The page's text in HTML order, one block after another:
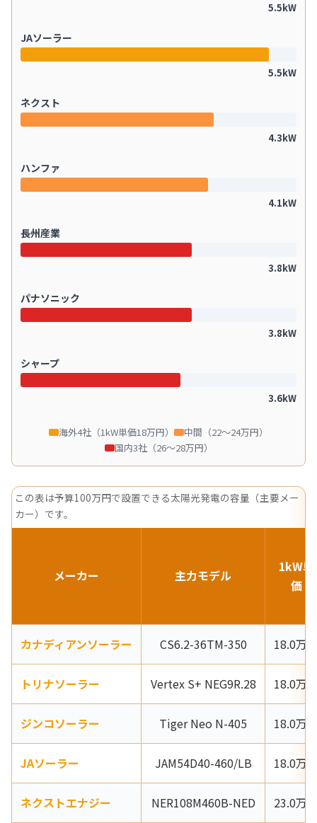
5.5kW
JAソーラー
5.5kW
ネクスト
4.3kW
ハンファ
4.1kW
長州産業
3.8kW
パナソニック
3.8kW
シャープ
3.6kW
海外4社（1kW単価18万円）
中間（22〜24万円）
国内3社（26〜28万円）
この表は予算100万円で設置できる太陽光発電の容量（主要メー
カー）です。
メーカー 主力モデル
1kW単
価
カナディアンソーラー CS6.2-36TM-350 18.0万
トリナソーラー Vertex S+ NEG9R.28 18.0万
ジンコソーラー Tiger Neo N-405 18.0万
JAソーラー JAM54D40-460/LB 18.0万
ネクストエナジー NER108M460B-NED 23.0万